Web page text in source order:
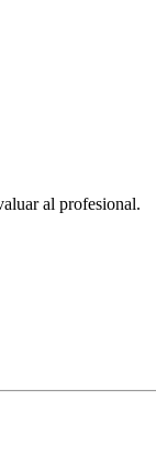
al profesional.